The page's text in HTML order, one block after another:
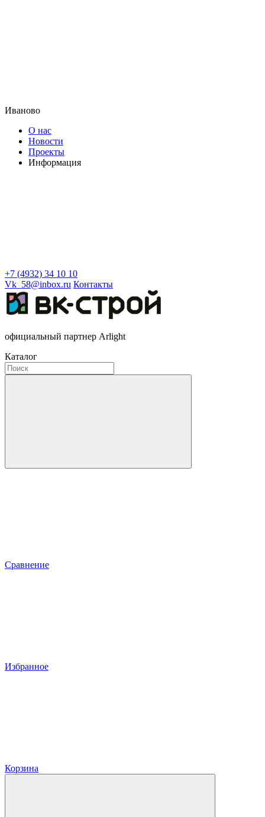
Иваново
О нас
Новости
Проекты
Информация
+7 (4932) 34 10 10
Vk_58@inbox.ru Контакты
официальный партнер Arlight
Каталог
Сравнение
Избранное
Корзина